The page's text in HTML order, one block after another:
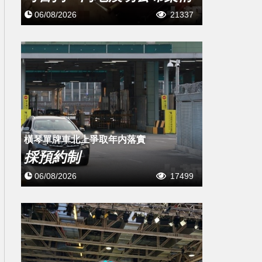
06/08/2026 21337
橫琴單牌車北上爭取年内落實
採預約制
06/08/2026 17499